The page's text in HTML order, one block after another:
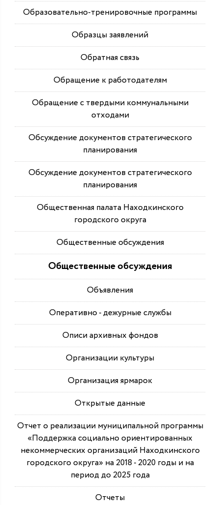
Образовательно-тренировочные программы
Образцы заявлений
Обратная связь
Обращение к работодателям
Обращение с твердыми коммунальными
отходами
Обсуждение документов стратегического
планирования
Обсуждение документов стратегического
планирования
Общественная палата Находкинского
городского округа
Общественные обсуждения
Общественные обсуждения
Объявления
Оперативно - дежурные службы
Описи архивных фондов
Организации культуры
Организация ярмарок
Открытые данные
Отчет о реализации муниципальной программы
«Поддержка социально ориентированных
некоммерческих организаций Находкинского
городского округа» на 2018 - 2020 годы и на
период до 2025 года
Отчеты